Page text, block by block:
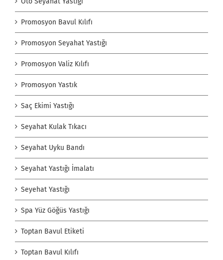
Promosyon Bavul Kılıfı
Promosyon Seyahat Yastığı
Promosyon Valiz Kılıfı
Promosyon Yastık
Saç Ekimi Yastığı
Seyahat Kulak Tıkacı
Seyahat Uyku Bandı
Seyahat Yastığı İmalatı
Seyehat Yastığı
Spa Yüz Göğüs Yastığı
Toptan Bavul Etiketi
Toptan Bavul Kılıfı